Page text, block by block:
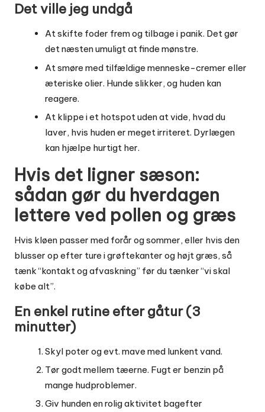
Det ville jeg undgå
At skifte foder frem og tilbage i panik. Det gør
det næsten umuligt at finde mønstre.
At smøre med tilfældige menneske-cremer eller
æteriske olier. Hunde slikker, og huden kan
reagere.
At klippe i et hotspot uden at vide, hvad du
laver, hvis huden er meget irriteret. Dyrlægen
kan hjælpe hurtigt her.
Hvis det ligner sæson:
sådan gør du hverdagen
lettere ved pollen og græs
Hvis kløen passer med forår og sommer, eller hvis den
blusser op efter ture i grøftekanter og højt græs, så
tænk “kontakt og afvaskning” før du tænker “vi skal
købe alt”.
En enkel rutine efter gåtur (3
minutter)
Skyl poter og evt. mave med lunkent vand.
Tør godt mellem tæerne. Fugt er benzin på
mange hudproblemer.
Giv hunden en rolig aktivitet bagefter